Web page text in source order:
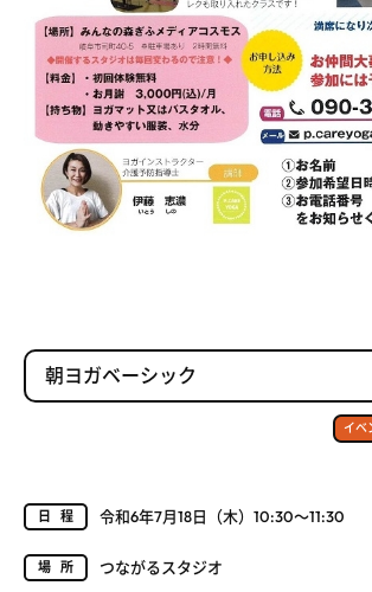
朝ヨガベーシック
イベ
日程 令和6年7月18日（木）10:30～11:30
場所 つながるスタジオ